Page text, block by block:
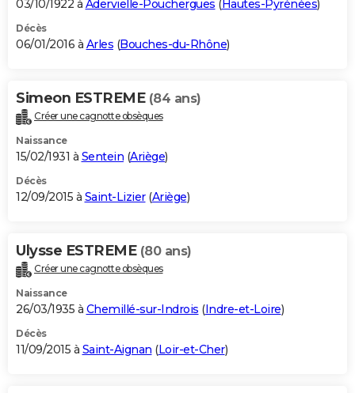
03/10/1922 à Adervielle-Pouchergues ( Hautes-Pyrénées)
Décès
06/01/2016 à Arles (Bouches-du-Rhône)
Simeon ESTREME (84 ans)
Créer une cagnotte obsèques
Naissance
15/02/1931 à Sentein (Ariège)
Décès
12/09/2015 à Saint-Lizier(Ariège)
Ulysse ESTREME (80 ans)
Créer une cagnotte obsèques
Naissance
26/03/1935 à Chemillé-sur-Indrois (Indre-et-Loire)
Décès
11/09/2015 à Saint-Aignan (Loir-et-Cher)